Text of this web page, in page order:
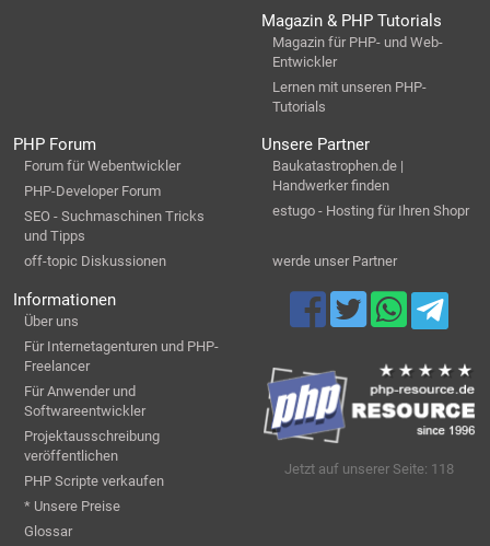
Magazin & PHP Tutorials
Magazin für PHP- und Web-
Entwickler
Lernen mit unseren PHP-
Tutorials
PHP Forum
Forum für Webentwickler
PHP-Developer Forum
SEO - Suchmaschinen Tricks
und Tipps
off-topic Diskussionen
Unsere Partner
Baukatastrophen.de |
Handwerker finden
estugo - Hosting für Ihren Shopr
werde unser Partner
Informationen
Über uns
Für Internetagenturen und PHP-
Freelancer
Für Anwender und
Softwareentwickler
Projektausschreibung
veröffentlichen
PHP Scripte verkaufen
* Unsere Preise
Glossar
Jetzt auf unserer Seite: 118